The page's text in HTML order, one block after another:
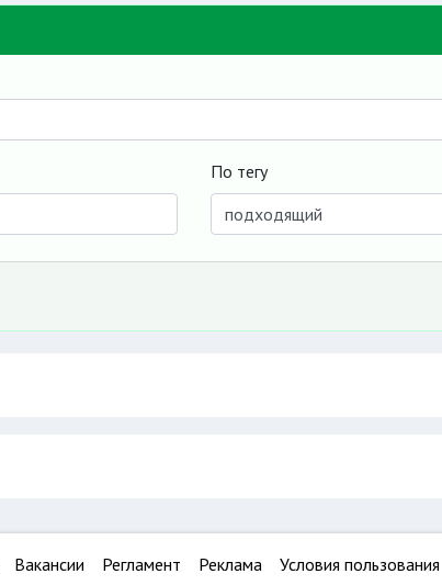
По тегу
Вакансии Регламент Реклама Условия пользования